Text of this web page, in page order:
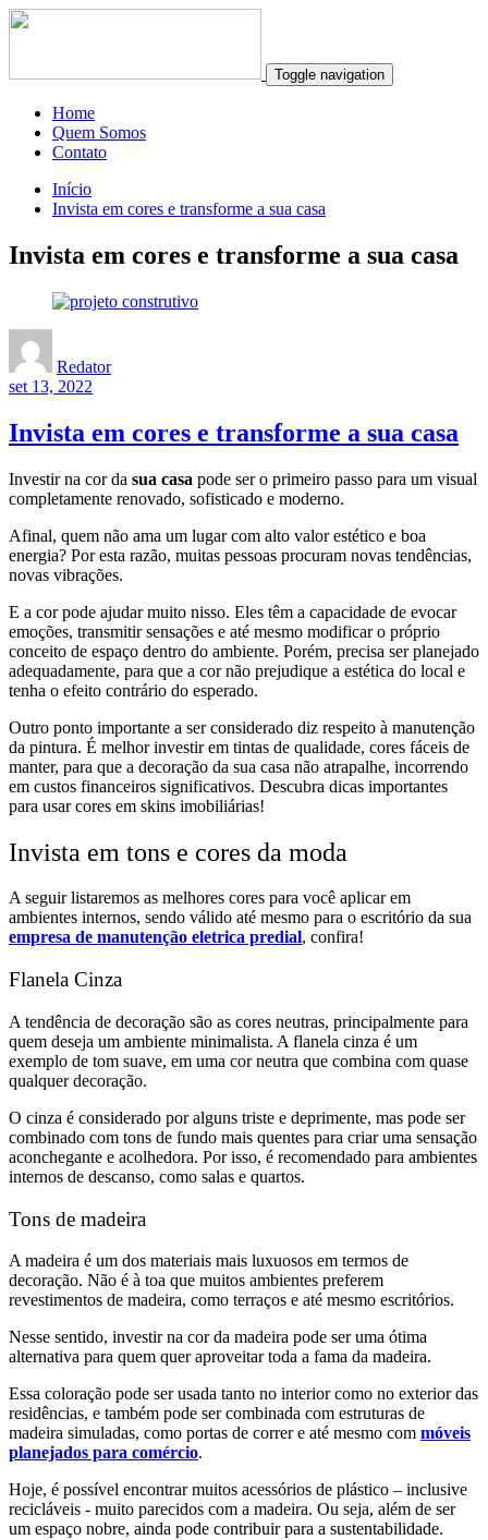
Toggle navigation
Home
Quem Somos
Contato
Início
Invista em cores e transforme a sua casa
Invista em cores e transforme a sua casa
Redator
set 13, 2022
Invista em cores e transforme a sua casa
Investir na cor da sua casa pode ser o primeiro passo para um visual
completamente renovado, sofisticado e moderno.
Afinal, quem não ama um lugar com alto valor estético e boa
energia? Por esta razão, muitas pessoas procuram novas tendências,
novas vibrações.
E a cor pode ajudar muito nisso. Eles têm a capacidade de evocar
emoções, transmitir sensações e até mesmo modificar o próprio
conceito de espaço dentro do ambiente. Porém, precisa ser planejado
adequadamente, para que a cor não prejudique a estética do local e
tenha o efeito contrário do esperado.
Outro ponto importante a ser considerado diz respeito à manutenção
da pintura. É melhor investir em tintas de qualidade, cores fáceis de
manter, para que a decoração da sua casa não atrapalhe, incorrendo
em custos financeiros significativos. Descubra dicas importantes
para usar cores em skins imobiliárias!
Invista em tons e cores da moda
A seguir listaremos as melhores cores para você aplicar em
ambientes internos, sendo válido até mesmo para o escritório da sua
empresa de manutenção eletrica predial, confira!
Flanela Cinza
A tendência de decoração são as cores neutras, principalmente para
quem deseja um ambiente minimalista. A flanela cinza é um
exemplo de tom suave, em uma cor neutra que combina com quase
qualquer decoração.
O cinza é considerado por alguns triste e deprimente, mas pode ser
combinado com tons de fundo mais quentes para criar uma sensação
aconchegante e acolhedora. Por isso, é recomendado para ambientes
internos de descanso, como salas e quartos.
Tons de madeira
A madeira é um dos materiais mais luxuosos em termos de
decoração. Não é à toa que muitos ambientes preferem
revestimentos de madeira, como terraços e até mesmo escritórios.
Nesse sentido, investir na cor da madeira pode ser uma ótima
alternativa para quem quer aproveitar toda a fama da madeira.
Essa coloração pode ser usada tanto no interior como no exterior das
residências, e também pode ser combinada com estruturas de
madeira simuladas, como portas de correr e até mesmo com móveis
planejados para comércio.
Hoje, é possível encontrar muitos acessórios de plástico – inclusive
recicláveis ​​- muito parecidos com a madeira. Ou seja, além de ser
um espaço nobre, ainda pode contribuir para a sustentabilidade.